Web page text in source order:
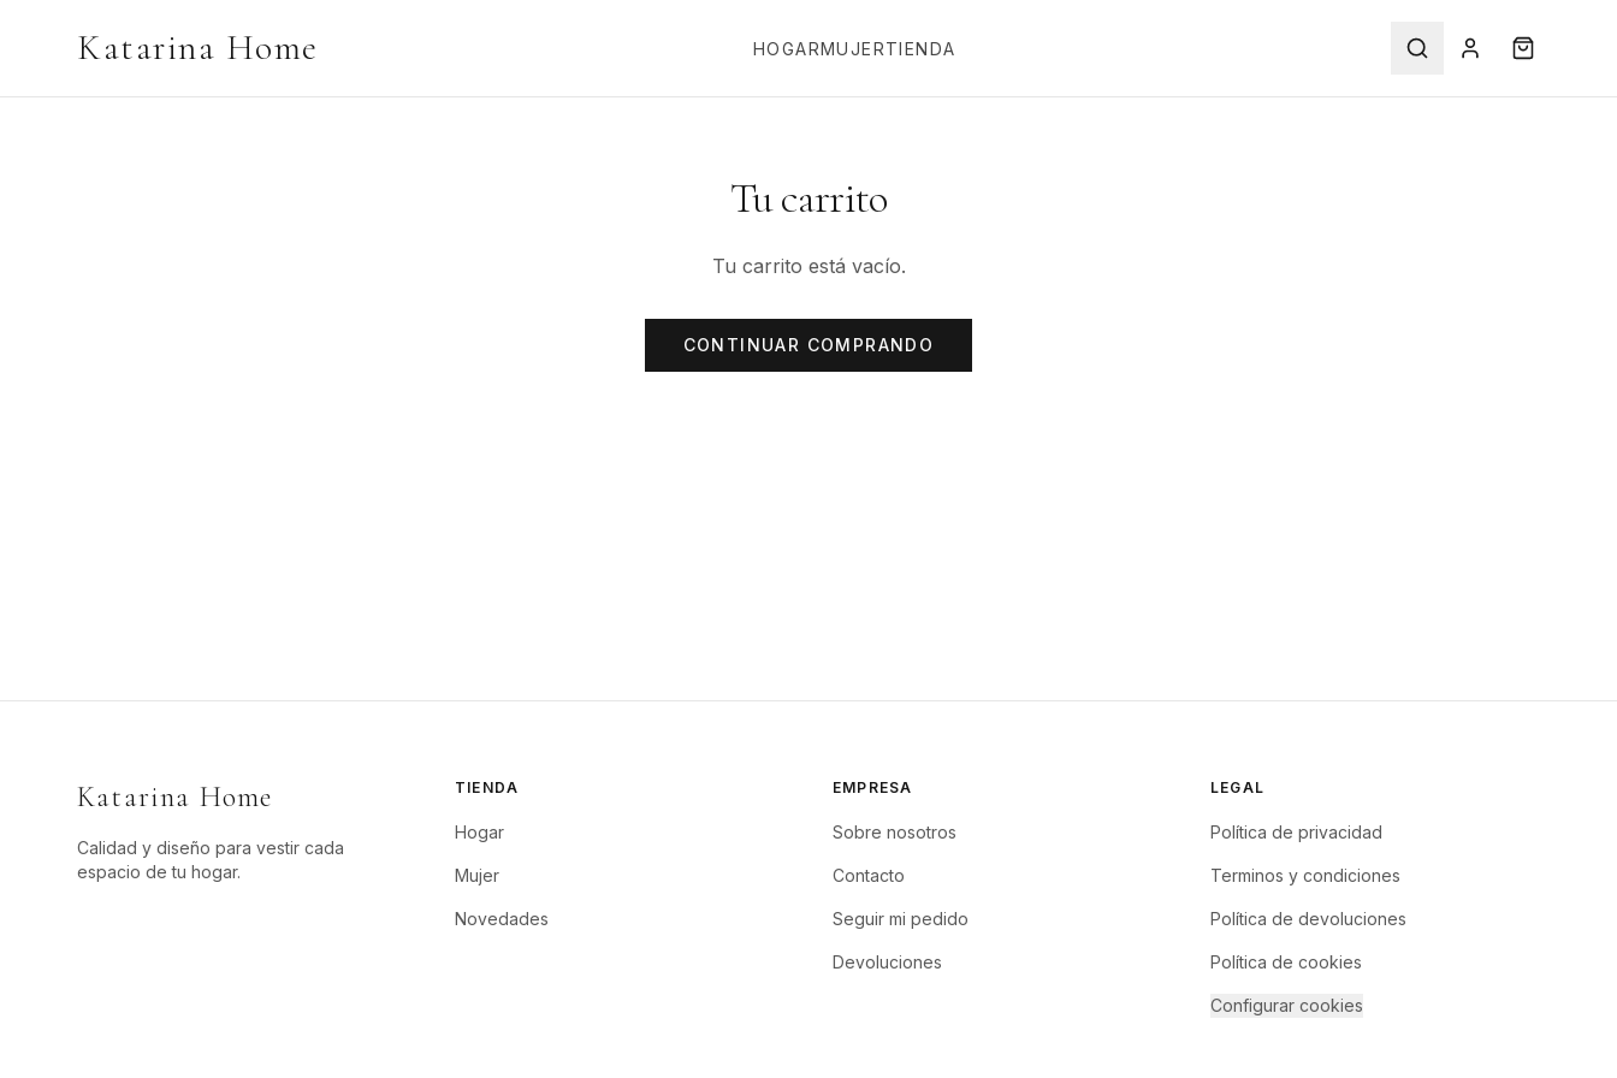
Katarina Home HOGARMUJERTIENDA
Tu carrito
Tu carrito está vacío.
CONTINUAR COMPRANDO
Katarina Home
Calidad y diseño para vestir cada
espacio de tu hogar.
TIENDA
Hogar
Mujer
Novedades
EMPRESA
Sobre nosotros
Contacto
Seguir mi pedido
Devoluciones
LEGAL
Política de privacidad
Terminos y condiciones
Política de devoluciones
Política de cookies
Configurar cookies